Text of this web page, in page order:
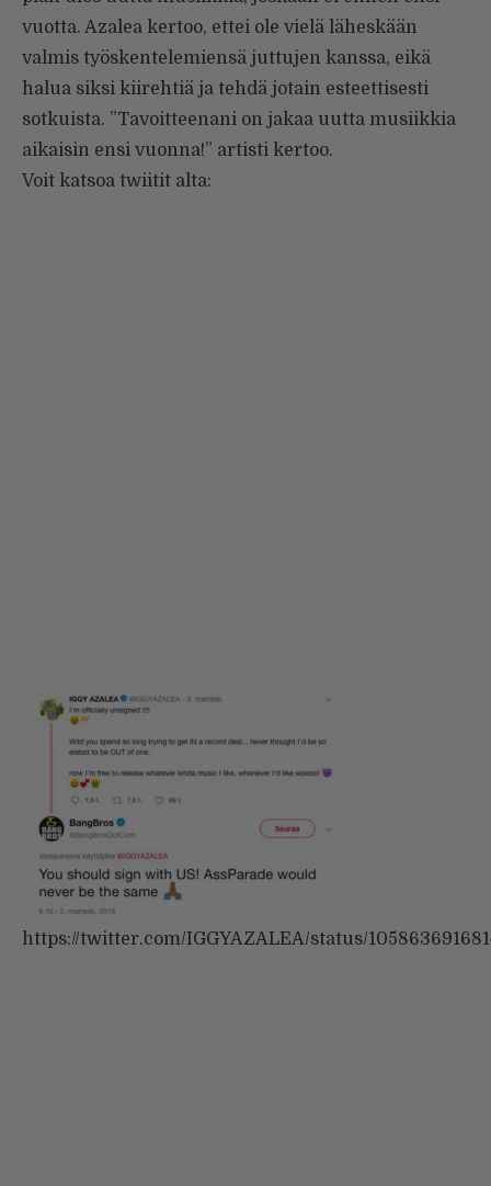
vuotta. Azalea kertoo, ettei ole vielä läheskään
valmis työskentelemiensä juttujen kanssa, eikä
halua siksi kiirehtiä ja tehdä jotain esteettisesti
sotkuista. ”Tavoitteenani on jakaa uutta musiikkia
aikaisin ensi vuonna!” artisti kertoo.
Voit katsoa twiitit alta:
https://twitter.com/IGGYAZALEA/status/